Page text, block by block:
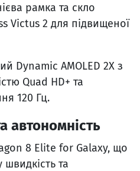
рамка та скло
Victus 2 для підвищеної
Dynamic AMOLED 2X з
Quad HD+ та
120 Гц.
автономність
8 Elite for Galaxy, що
та